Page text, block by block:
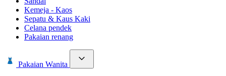
Kemeja - Kaos
Sepatu & Kaus Kaki
Celana pendek
Pakaian renang
Pakaian Wanita